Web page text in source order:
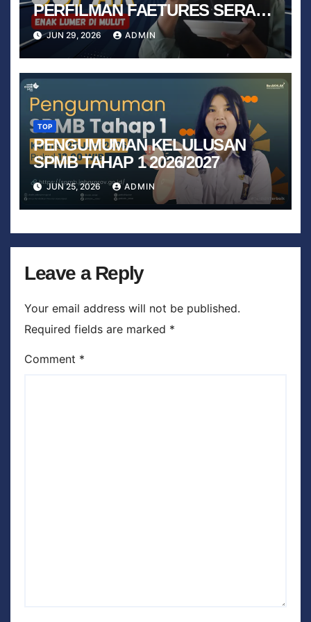
PERFILMAN FAETURES SERABI
GUPAK
JUN 29, 2026 ADMIN
TOP
PENGUMUMAN KELULUSAN
SPMB TAHAP 1 2026/2027
JUN 25, 2026 ADMIN
Leave a Reply
Your email address will not be published.
Required fields are marked *
Comment *